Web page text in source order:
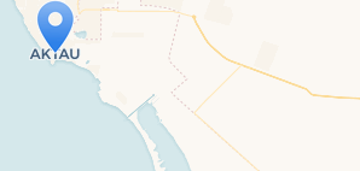
Map is loading...
is loaded completely, leafletJS files are